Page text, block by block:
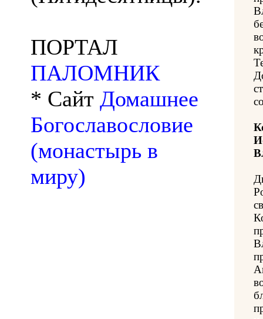
ПОРТАЛ
ПАЛОМНИК
* Сайт Домашнее
Богославословие
(монастырь в
миру)